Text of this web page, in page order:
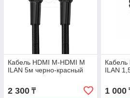
Кабель HDMI М-HDMI M
ILAN 5м черно-красный
2 300 ₸
ILAN
1 000